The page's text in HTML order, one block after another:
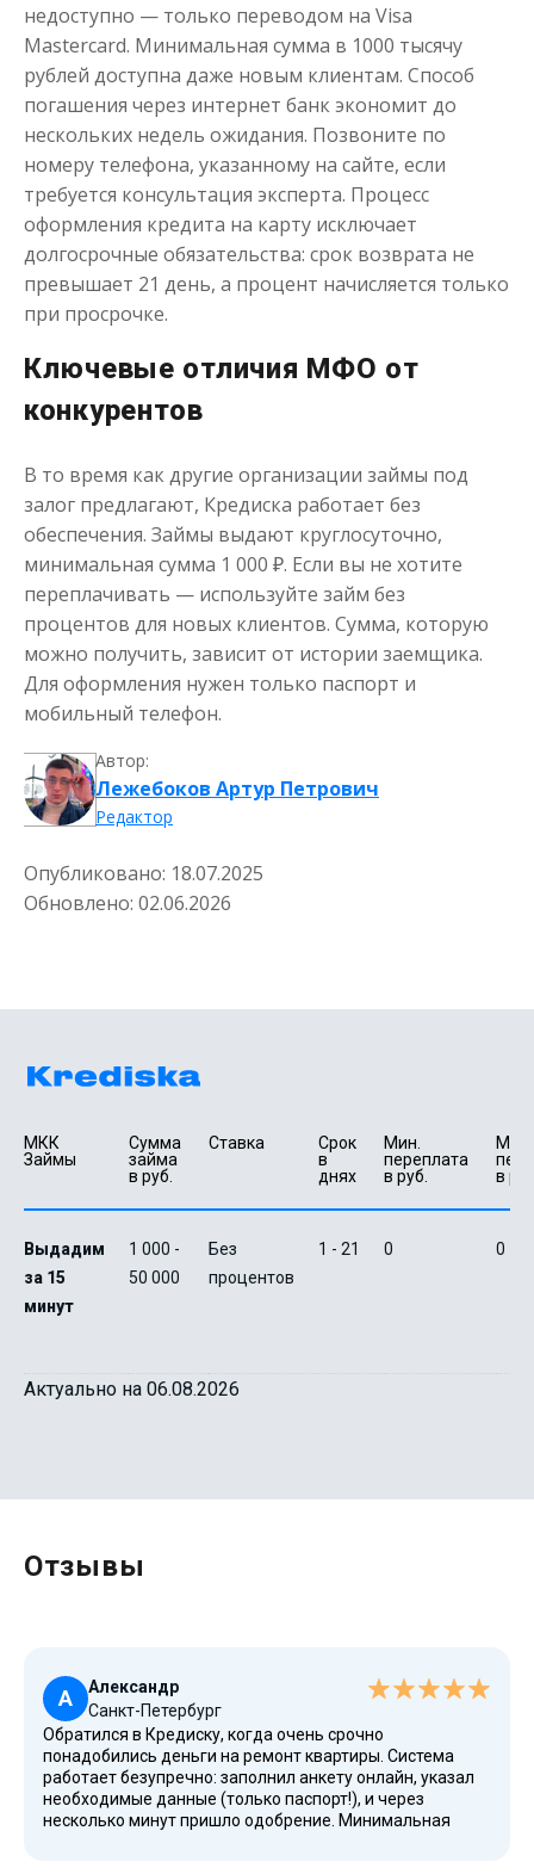
недоступно — только переводом на Visa
Mastercard. Минимальная сумма в 1000 тысячу
рублей доступна даже новым клиентам. Способ
погашения через интернет банк экономит до
нескольких недель ожидания. Позвоните по
номеру телефона, указанному на сайте, если
требуется консультация эксперта. Процесс
оформления кредита на карту исключает
долгосрочные обязательства: срок возврата не
превышает 21 день, а процент начисляется только
при просрочке.
Ключевые отличия МФО от
конкурентов
В то время как другие организации займы под
залог предлагают, Кредиска работает без
обеспечения. Займы выдают круглосуточно,
минимальная сумма 1 000 ₽. Если вы не хотите
переплачивать — используйте займ без
процентов для новых клиентов. Сумма, которую
можно получить, зависит от истории заемщика.
Для оформления нужен только паспорт и
мобильный телефон.
Автор:
Лежебоков Артур Петрович
Редактор
Опубликовано: 18.07.2025
Обновлено: 02.06.2026
МКК
Займы
Сумма
займа
в руб.
Ставка
Срок
в
днях
Мин.
переплата
в руб.
в
Выдадим
за 15
минут
1 000 -
50 000
Без
процентов
1 - 21 0 0
Актуально на 06.08.2026
Отзывы
А
Александр
Санкт-Петербург
Обратился в Кредиску, когда очень срочно
понадобились деньги на ремонт квартиры. Система
работает безупречно: заполнил анкету онлайн, указал
необходимые данные (только паспорт!), и через
несколько минут пришло одобрение. Минимальная